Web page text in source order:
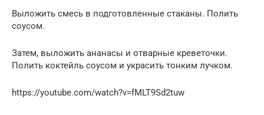
Выложить смесь в подготовленные стаканы. Полить
соусом.
Затем, выложить ананасы и отварные креветочки.
Полить коктейль соусом и украсить тонким лучком.
https://youtube.com/watch?v=fMLT9Sd2tuw